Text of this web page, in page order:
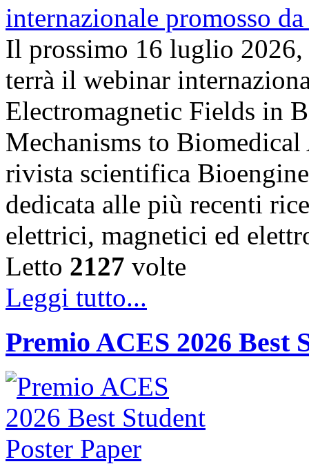
Il prossimo 16 luglio
terrà il webinar
Electromagnetic Fields in
Mechanisms to
rivista scientifica
dedicata alle più recenti
elettrici, magnetici ed
Letto 2127 volte
Leggi tutto...
Premio ACES 2026 Best